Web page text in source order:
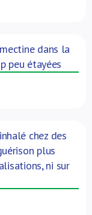
dans la
peu étayées
chez des
plus
ni sur